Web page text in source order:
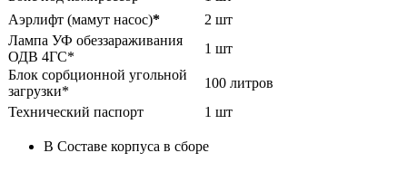
Аэрлифт (мамут насос)*
2 шт
Лампа УФ обеззараживания
ОДВ 4ГС*
1 шт
Блок сорбционной угольной
загрузки*
100 литров
Технический паспорт
1 шт
В Составе корпуса в сборе